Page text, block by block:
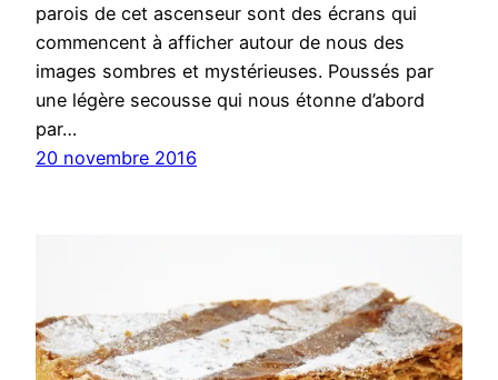
parois de cet ascenseur sont des écrans qui
commencent à afficher autour de nous des
images sombres et mystérieuses. Poussés par
une légère secousse qui nous étonne d’abord
par…
20 novembre 2016